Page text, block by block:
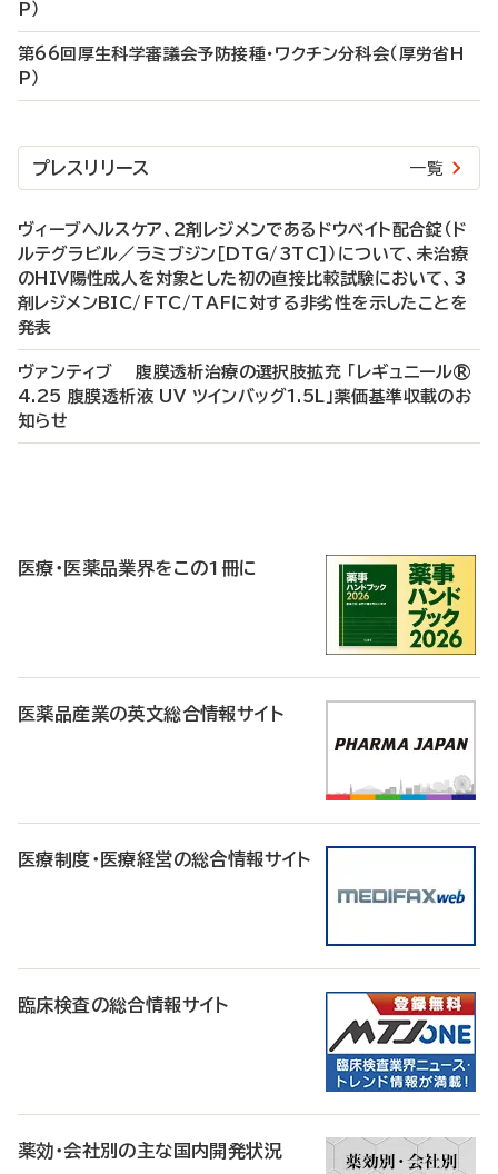
P）
第66回厚生科学審議会予防接種・ワクチン分科会（厚労省H
P）
プレスリリース 一覧
ヴィーブヘルスケア、2剤レジメンであるドウベイト配合錠（ド
ルテグラビル／ラミブジン［DTG/3TC］）について、未治療
のHIV陽性成人を対象とした初の直接比較試験において、3
剤レジメンBIC/FTC/TAFに対する非劣性を示したことを
発表
ヴァンティブ 腹膜透析治療の選択肢拡充 「レギュニール®
4.25 腹膜透析液 UV ツインバッグ1.5L」薬価基準収載のお
知らせ
医療・医薬品業界をこの1冊に
医薬品産業の英文総合情報サイト
医療制度・医療経営の総合情報サイト
臨床検査の総合情報サイト
薬効・会社別の主な国内開発状況